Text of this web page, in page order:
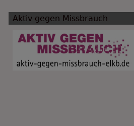
Aktiv gegen Missbrauch